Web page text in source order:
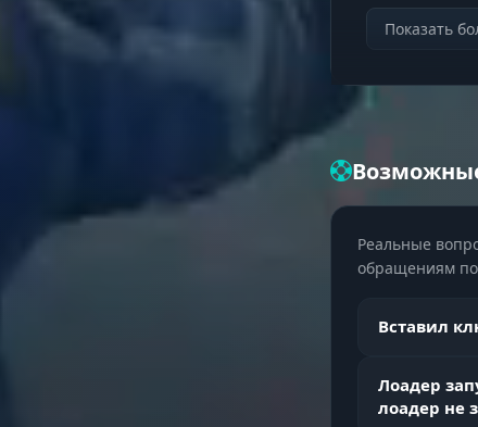
VISUALS
MISC
Показать
Реальные
обращениям
Вставил
Лоадер
лоадер не